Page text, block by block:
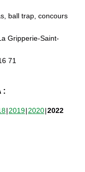
ball trap, concours
Gripperie-Saint-
71
:
2019 2020 2022